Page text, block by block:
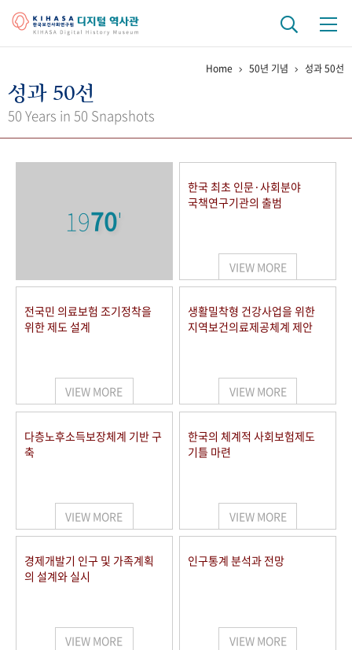
걸어온 길 기관 변천사
키워드로 보는 연구 역사
연구자들
사진 아카이브 문서 기록물 행정박물 영상 기록물
50+1 주년 기념
세계와 함께 한 KIHASA
VR 역사관
Home 50년 기념 성과 50선
성과 50선
50 Years in 50 Snapshots
1970'
한국 최초 인문·사회분야
국책연구기관의 출범
VIEW MORE
전국민 의료보험 조기정착을
위한 제도 설계
VIEW MORE
생활밀착형 건강사업을 위한
지역보건의료제공체계 제안
VIEW MORE
다층노후소득보장체계 기반 구
축
VIEW MORE
한국의 체계적 사회보험제도
기틀 마련
VIEW MORE
경제개발기 인구 및 가족계획
의 설계와 실시
VIEW MORE
인구통계 분석과 전망
VIEW MORE